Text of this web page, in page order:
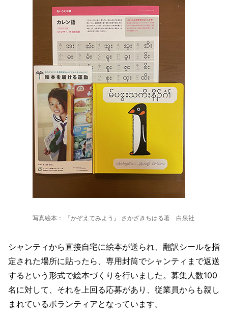
写真絵本： 『かぞえてみよう』 さかざきちはる著 白泉社
シャンティから直接自宅に絵本が送られ、翻訳シールを指
定された場所に貼ったら、専用封筒でシャンティまで返送
するという形式で絵本づくりを行いました。募集人数100
名に対して、それを上回る応募があり、従業員からも親し
まれているボランティアとなっています。